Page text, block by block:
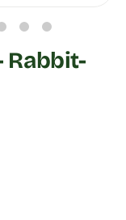
Rabbit-